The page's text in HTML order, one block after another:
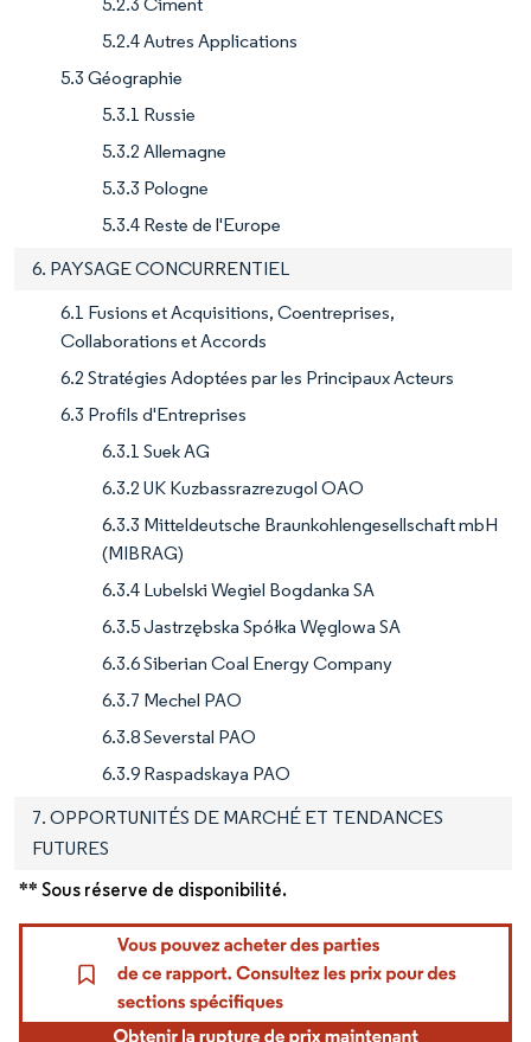
5.2.4 Autres Applications
5.3 Géographie
5.3.1 Russie
5.3.2 Allemagne
5.3.3 Pologne
5.3.4 Reste de l'Europe
6. PAYSAGE CONCURRENTIEL
6.1 Fusions et Acquisitions, Coentreprises,
Collaborations et Accords
6.2 Stratégies Adoptées par les Principaux Acteurs
6.3 Profils d'Entreprises
6.3.1 Suek AG
6.3.2 UK Kuzbassrazrezugol OAO
6.3.3 Mitteldeutsche Braunkohlengesellschaft mbH
(MIBRAG)
6.3.4 Lubelski Wegiel Bogdanka SA
6.3.5 Jastrzębska Spółka Węglowa SA
6.3.6 Siberian Coal Energy Company
6.3.7 Mechel PAO
6.3.8 Severstal PAO
6.3.9 Raspadskaya PAO
7. OPPORTUNITÉS DE MARCHÉ ET TENDANCES
FUTURES
** Sous réserve de disponibilité.